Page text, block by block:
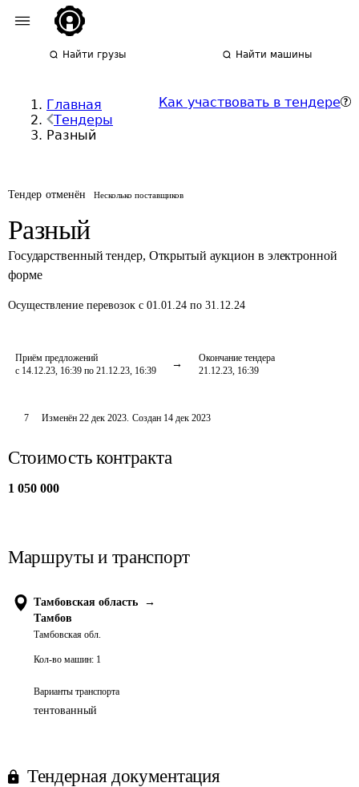
Найти грузы Найти машины
Главная
Тендеры
Разный
Как участвовать в тендере
Тендер отменён Несколько поставщиков
Разный
Государственный тендер, Открытый аукцион в электронной
форме
Осуществление перевозок с 01.01.24 по 31.12.24
Приём предложений
с 14.12.23, 16:39 по 21.12.23, 16:39
Окончание тендера
21.12.23, 16:39
7 Изменён 22 дек 2023. Создан 14 дек 2023
Стоимость контракта
1 050 000
Маршруты и транспорт
Тамбовская область
→
Тамбов
Тамбовская обл.
Кол-во машин: 1
Варианты транспорта
тентованный
Тендерная документация